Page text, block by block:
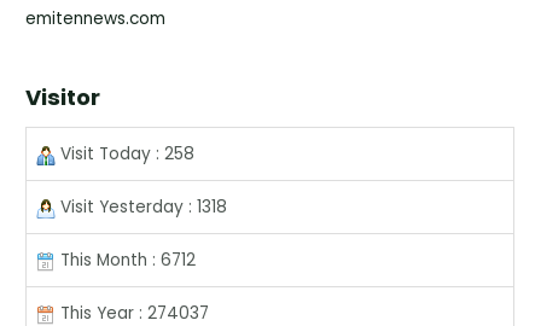
emitennews.com
Visitor
Visit Today : 258
Visit Yesterday : 1318
This Month : 6712
This Year : 274037